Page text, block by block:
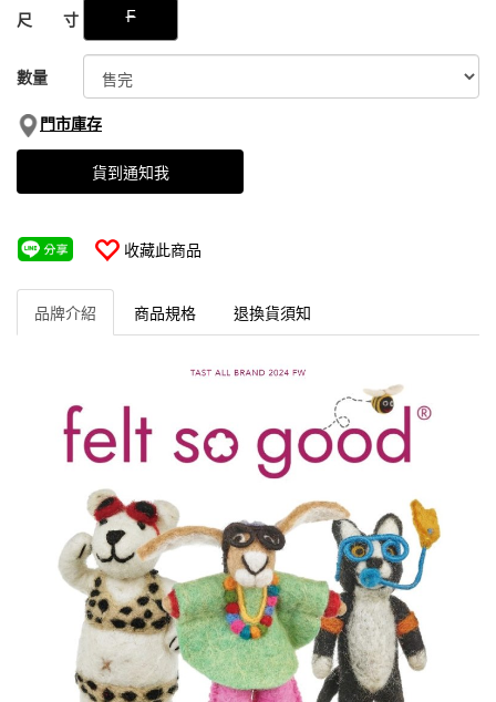
尺 寸 F
數量
門市庫存
貨到通知我
收藏此商品
品牌介紹 商品規格 退換貨須知